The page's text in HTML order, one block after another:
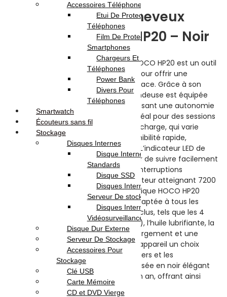
Tondeuse à Cheveux
Électrique HOCO HP20 – Noir
La Tondeuse à Cheveux Électrique HOCO HP20 est un outil
de coiffure de haute qualité conçu pour offrir une
expérience de coupe précise et efficace. Grâce à son
alimentation rechargeable, cette tondeuse est équipée
d’une batterie de 2000 mAh, garantissant une autonomie
d’utilisation de 4 heures, ce qui est idéal pour des sessions
de coiffure prolongées. Le temps de charge, qui varie
entre 3 à 4 heures, assure une disponibilité rapide,
facilitant son utilisation quotidienne. L’indicateur LED de
charge restante permet à l’utilisateur de suivre facilement
l’état de la batterie, évitant ainsi les interruptions
inattendues. Avec une vitesse de moteur atteignant 7200
tr/min, la Tondeuse à Cheveux Électrique HOCO HP20
assure une coupe nette et rapide, adaptée à tous les
types de cheveux. Les accessoires inclus, tels que les 4
peignes de guidage (3, 6, 9 et 12 mm), l’huile lubrifiante, la
brosse de nettoyage, le câble de chargement et une
housse supplémentaire, font de cet appareil un choix
pratique et complet pour les particuliers et les
professionnels. De plus, elle est proposée en noir élégant
et est couverte par une garantie d’un an, offrant ainsi
tranquillité d’esprit à ses utilisateurs.
Accessoires Téléphones
Etui De Protection Pour
Téléphones
Film De Protection Pour
Smartphones
Chargeurs Et Câbles Pour
Téléphones
Power Bank
Divers Pour
Téléphones
Smartwatch
Écouteurs sans fil
Stockage
Disques Internes
Disque Internes
Standards
Disque SSD
Disques Internes Pour
Serveur De stockage
Disques Internes Pour
Vidéosurveillance
Disque Dur Externe
Serveur De Stockage
Accessoires Pour
Stockage
Clé USB
Carte Mémoire
CD et DVD Vierge